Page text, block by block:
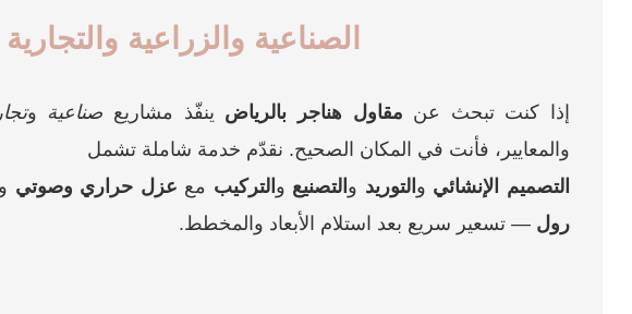
الصناعية والزراعية والتجارية
إذا كنت تبحث عن مقاول هناجر بالرياض ينفّذ مشاريع صناعية و
والمعايير، فأنت في المكان الصحيح. نقدّم خدمة شاملة تشمل
التصميم الإنشائي و التوريد و التصنيع و التركيب مع عزل حراري وصوتي و
رول — تسعير سريع بعد استلام الأبعاد والمخطط.